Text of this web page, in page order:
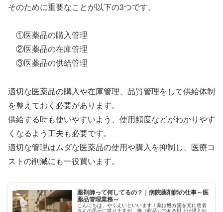
そのために重要なことが以下の3つです。
①医薬品の購入管理
②医薬品の在庫管理
③医薬品の供給管理
適切な医薬品の購入や在庫管理、品質管理をして供給体制
を整えておく必要があります。
供給する時も使いやすいよう、使用頻度などがわかりやす
くなるよう工夫も必要です。
適切な管理はムダな医薬品の使用や購入を抑制し、医療コ
ストの削減にも一役買います。
薬剤師って何してるの？｜病院薬剤師の仕事～医
薬品管理業務～
こんにちは、やくえいといいます！薬は処方箋を元に患者